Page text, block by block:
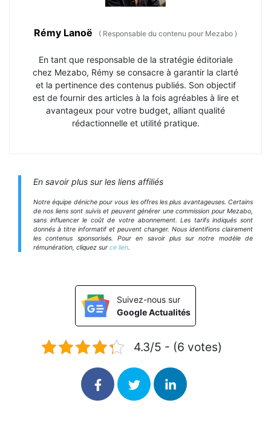
Rémy Lanoë ( Responsable du contenu pour Mezabo )
En tant que responsable de la stratégie éditoriale
chez Mezabo, Rémy se consacre à garantir la clarté
et la pertinence des contenus publiés. Son objectif
est de fournir des articles à la fois agréables à lire et
avantageux pour votre budget, alliant qualité
rédactionnelle et utilité pratique.
En savoir plus sur les liens affiliés
Notre équipe déniche pour vous les offres les plus avantageuses. Certains
de nos liens sont suivis et peuvent générer une commission pour Mezabo,
sans influencer le coût de votre abonnement. Les tarifs indiqués sont
donnés à titre informatif et peuvent changer. Nous identifions clairement
les contenus sponsorisés. Pour en savoir plus sur notre modèle de
rémunération, cliquez sur ce lien.
Suivez-nous sur
Google Actualités
4.3/5 - (6 votes)